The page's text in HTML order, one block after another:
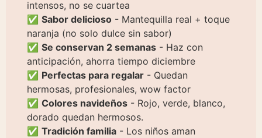
intensos, no se cuartea
✅ Sabor delicioso- Mantequilla real + toque
naranja (no solo dulce sin sabor)
✅ Se conservan 2 semanas- Haz con
anticipación, ahorra tiempo diciembre
✅ Perfectas para regalar- Quedan
hermosas, profesionales, wow factor
✅ Colores navideños- Rojo, verde, blanco,
dorado quedan hermosos.
✅ Tradición familia- Los niños aman